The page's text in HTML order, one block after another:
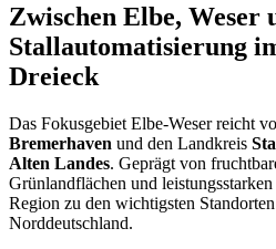
Zwischen Elbe, Weser
Stallautomatisierung
Dreieck
Das Fokusgebiet Elbe-Weser reicht
Bremerhaven und den Landkreis
Alten Landes. Geprägt von
Grünlandflächen und
Region zu den wichtigsten
Norddeutschland.